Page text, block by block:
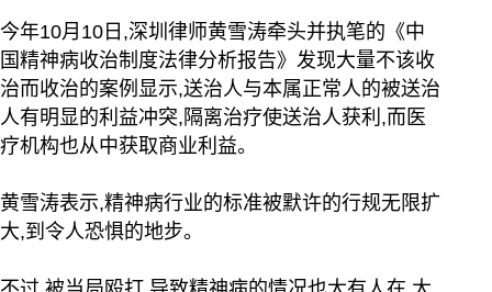
今年10月10日,深圳律师黄雪涛牵头并执笔的《中
国精神病收治制度法律分析报告》发现大量不该收
治而收治的案例显示,送治人与本属正常人的被送治
人有明显的利益冲突,隔离治疗使送治人获利,而医
疗机构也从中获取商业利益。
黄雪涛表示,精神病行业的标准被默许的行规无限扩
大,到令人恐惧的地步。